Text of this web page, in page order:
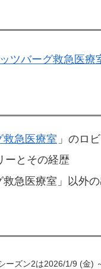
ツバーグ救急医療
救急医療室 」のロ
ーとその経歴
救急医療室」以外
ーズン2は2026/1/9 (金)